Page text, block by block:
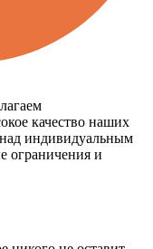
качество наших
индивидуальным
ограничения и